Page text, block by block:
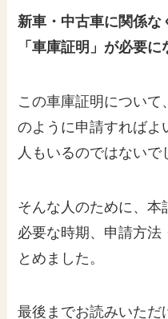
新車・中古車に関係な
「車庫証明」が必要に
この車庫証明につい
のように申請すればよ
人もいるのではないで
そんな人のために、本
必要な時期、申請方法
とめました。
最後までお読みいただ